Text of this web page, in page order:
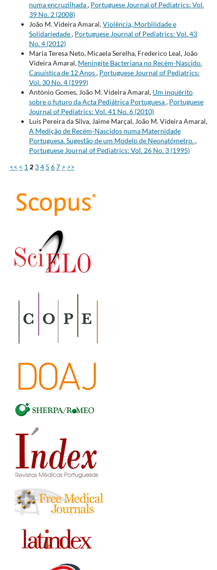
numa encruzilhada, Portuguese Journal of Pediatrics: Vol.
39 No. 2 (2008)
João M. Videira Amaral,Violência, Morbilidade e
Solidariedade, Portuguese Journal of Pediatrics: Vol. 43
No. 4 (2012)
Maria Teresa Neto, Micaela Serelha, Frederico Leal, João
Videira Amaral, Meningite Bacteriana no Recém-Nascido.
Casuística de 12 Anos, Portuguese Journal of Pediatrics:
Vol. 30 No. 4 (1999)
António Gomes, João M. Videira Amaral, Um inquérito
sobre o futuro da Acta Pediátrica Portuguesa, Portuguese
Journal of Pediatrics: Vol. 41 No. 6 (2010)
Luís Pereira da Silva, Jaime Marçal, João M. Videira Amaral,
A Medição de Recém-Nascidos numa Maternidade
Portuguesa. Sugestão de um Modelo de Neonatómetro.,
Portuguese Journal of Pediatrics: Vol. 26 No. 3 (1995)
<< < 1 2 34 5 67 > >>